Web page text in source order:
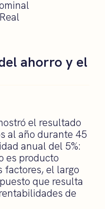
ahorro y el
el resultado
al año durante 45
anual del 5%:
es producto
factores, el largo
que resulta
de